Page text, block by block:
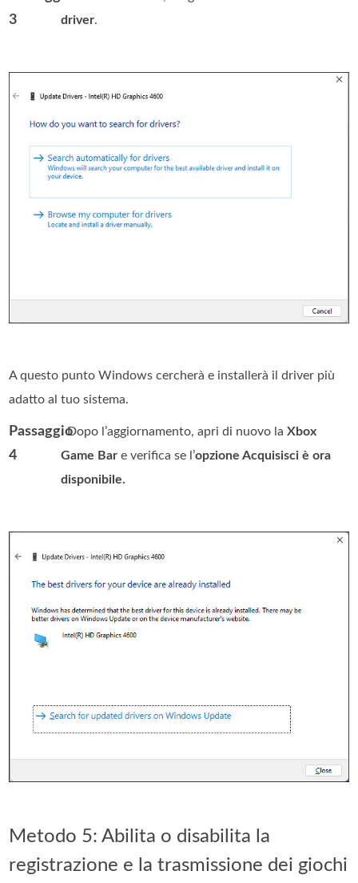
3
driver.
A questo punto Windows cercherà e installerà il driver più
adatto al tuo sistema.
Passaggio
4
. Dopo l’aggiornamento, apri di nuovo laXbox
Game Bar e verifica se l’opzione Acquisisci è ora
disponibile.
Metodo 5: Abilita o disabilita la
registrazione e la trasmissione dei giochi